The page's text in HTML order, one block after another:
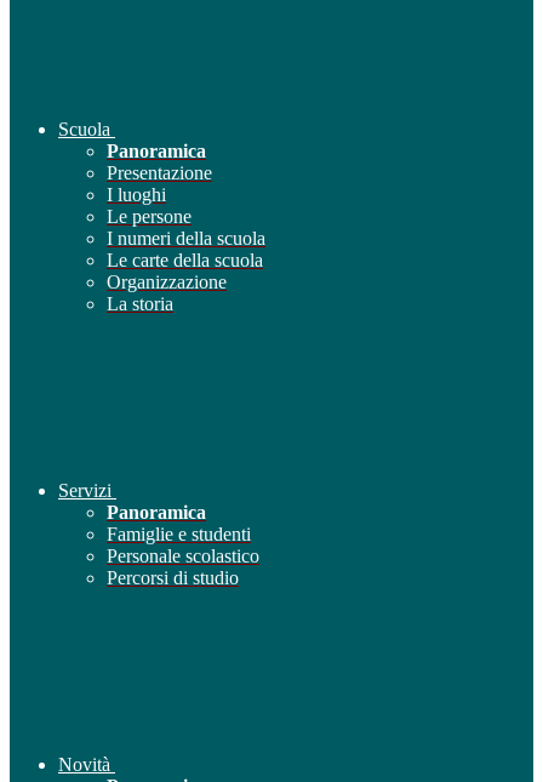
Scuola
Panoramica
Presentazione
I luoghi
Le persone
I numeri della scuola
Le carte della scuola
Organizzazione
La storia
Servizi
Panoramica
Famiglie e studenti
Personale scolastico
Percorsi di studio
Novità